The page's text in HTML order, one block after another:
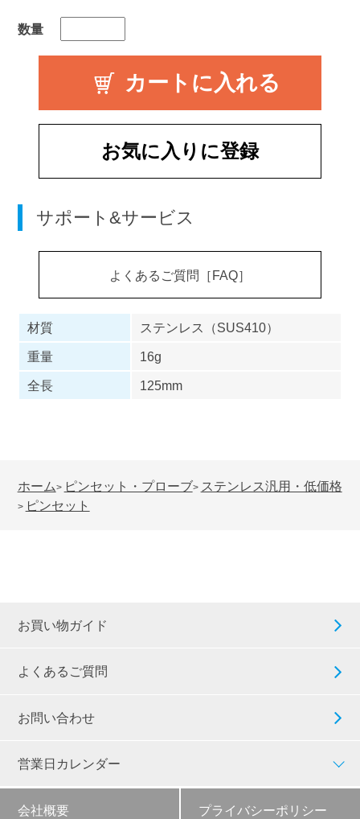
数量
お気に入りに登録
サポート&サービス
よくあるご質問［FAQ］
材質
ステンレス（SUS410）
重量
16g
全長
125mm
ホーム> ピンセット・プローブ> ステンレス汎用・低価格
> ピンセット
お買い物ガイド
よくあるご質問
お問い合わせ
営業日カレンダー
会社概要 プライバシーポリシー